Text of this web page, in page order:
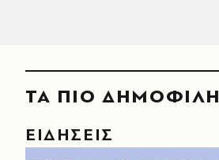
ΤΑ ΠΙΟ ΔΗΜΟΦΙΛΗ
ΕΙΔΗΣΕΙΣ